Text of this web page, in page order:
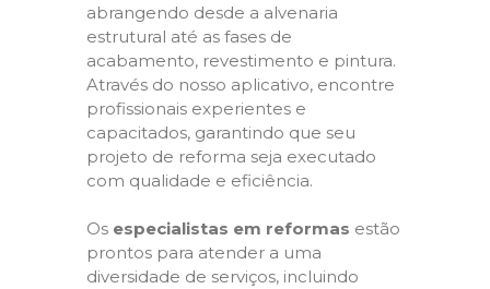
abrangendo desde a alvenaria
estrutural até as fases de
acabamento, revestimento e pintura.
Através do nosso aplicativo, encontre
profissionais experientes e
capacitados, garantindo que seu
projeto de reforma seja executado
com qualidade e eficiência.
Os especialistas em reformas estão
prontos para atender a uma
diversidade de serviços, incluindo